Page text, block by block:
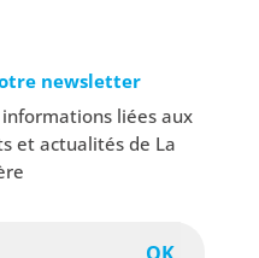
newsletter
liées aux
et actualités de La